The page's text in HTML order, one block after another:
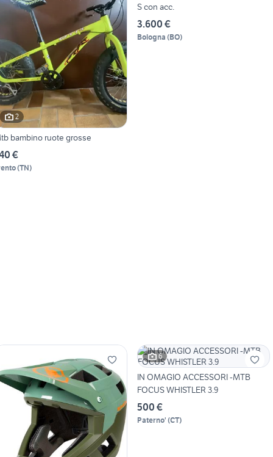
2
bambino ruote grosse
€
(TN)
S con acc.
3.600 €
Bologna (BO)
6
IN OMAGIO ACCESSORI -MTB
FOCUS WHISTLER 3.9
500 €
Paterno' (CT)